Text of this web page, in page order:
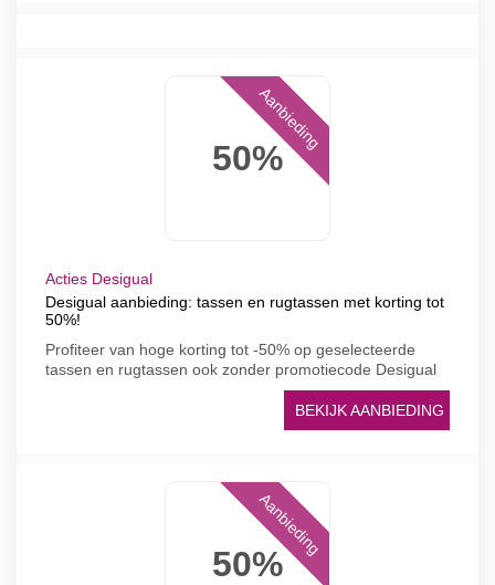
50%
Aanbieding
Acties Desigual
Desigual aanbieding: tassen en rugtassen met korting tot
50%!
Profiteer van hoge korting tot -50% op geselecteerde
tassen en rugtassen ook zonder promotiecode Desigual
BEKIJK AANBIEDING
50%
Aanbieding